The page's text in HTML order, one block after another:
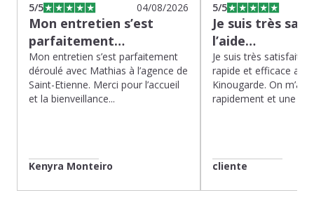
5/5 04/08/2026
Mon entretien s’est
parfaitement…
Mon entretien s’est parfaitement
déroulé avec Mathias à l’agence de
Saint-Etienne. Merci pour l’accueil
et la bienveillance...
Kenyra Monteiro
5/5
Je suis très
l’aide…
Je suis très satisfaite
rapide et efficace
Kinougarde. On m’a
rapidement et une
cliente